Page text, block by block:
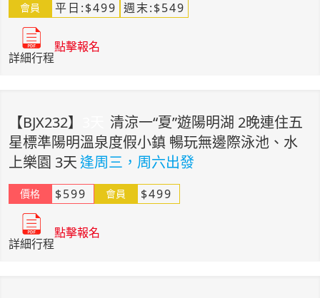
會員 平日:$499 週末:$549
詳細行程
點擊報名
【BJX232】
清涼一“夏”遊陽明湖 2晚連住五
星標準陽明溫泉度假小鎮 暢玩無邊際泳池、水
上樂園 3天逢周三，周六出發
價格 $599 會員 $499
詳細行程
點擊報名